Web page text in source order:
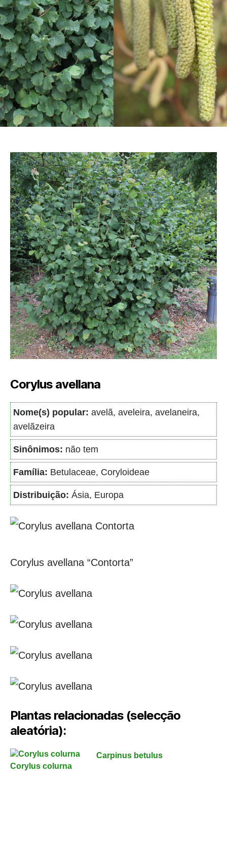
Corylus avellana
Nome(s) popular: avelã, aveleira, avelaneira,
avelãzeira
Sinônimos: não tem
Família: Betulaceae, Coryloideae
Distribuição: Ásia, Europa
Corylus avellana “Contorta”
Plantas relacionadas (selecção
aleatória):
Corylus colurna
Carpinus betulus